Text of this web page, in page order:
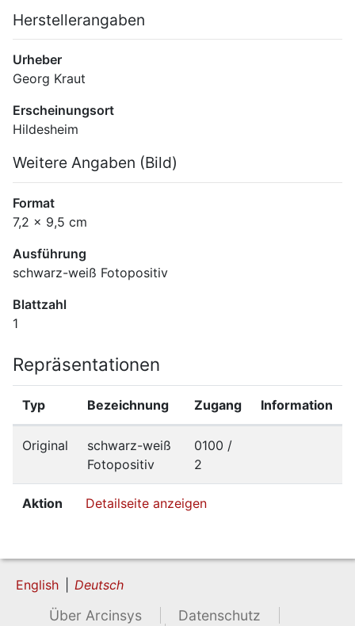
Herstellerangaben
Urheber
Georg Kraut
Erscheinungsort
Hildesheim
Weitere Angaben (Bild)
Format
7,2 x 9,5 cm
Ausführung
schwarz-weiß Fotopositiv
Blattzahl
1
Repräsentationen
Typ Bezeichnung Zugang Information
Original
schwarz-weiß
Fotopositiv
0100 /
2
Aktion Detailseite anzeigen
English Deutsch
Über Arcinsys
Datenschutz